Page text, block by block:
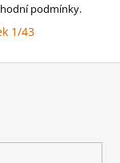
podmínky.
1/43